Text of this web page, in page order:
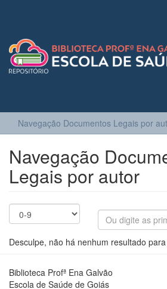
Navegação Documentos Legais por
Navegação
Legais por autor
Desculpe, não há nenhum resultado
Biblioteca Profª Ena Galvão
Escola de Saúde de Goiás